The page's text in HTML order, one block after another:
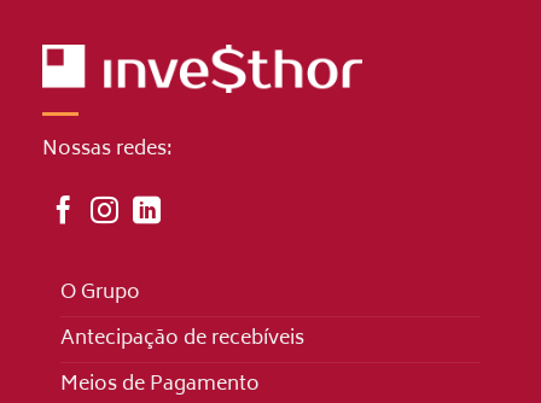
Nossas redes:
O Grupo
Antecipação de recebíveis
Meios de Pagamento